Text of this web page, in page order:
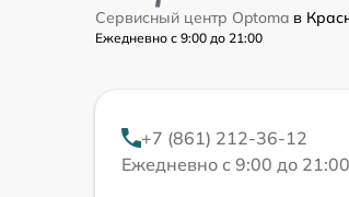
Сервисный центр Optoma в
Ежедневно с 9:00 до 21:00
+7 (861) 212-36-12
Ежедневно с 9:00 до 21:00